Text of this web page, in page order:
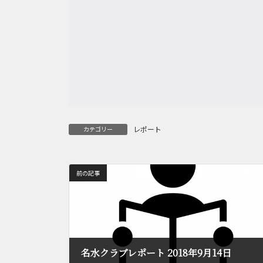
カテゴリー レポート
前の記事
名水クラブレポート 2018年9月14日